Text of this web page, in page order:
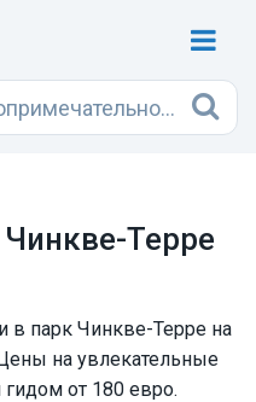
Терре
в парк Чинкве-Терре на
на увлекательные
от 180 евро.